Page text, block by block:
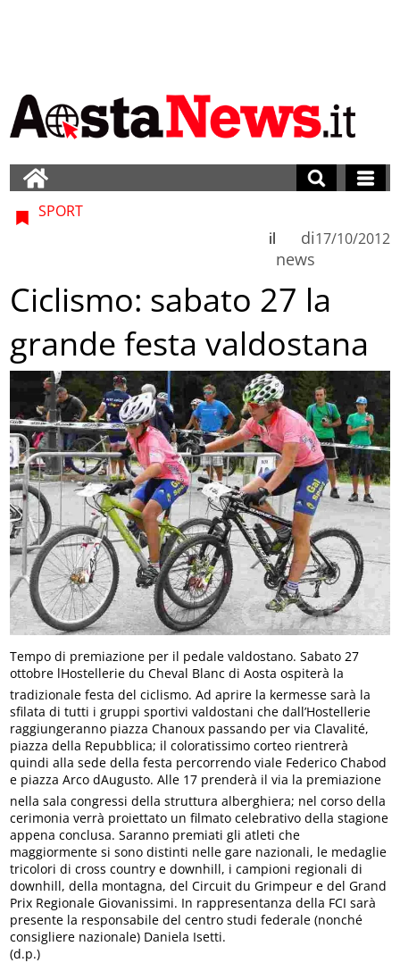
SPORT
di
news
il 17/10/2012
Ciclismo: sabato 27 la
grande festa valdostana
Tempo di premiazione per il pedale valdostano. Sabato 27
ottobre lHostellerie du Cheval Blanc di Aosta ospiterà la
tradizionale festa del ciclismo. Ad aprire la kermesse sarà la
sfilata di tutti i gruppi sportivi valdostani che dall’Hostellerie
raggiungeranno piazza Chanoux passando per via Clavalité,
piazza della Repubblica; il coloratissimo corteo rientrerà
quindi alla sede della festa percorrendo viale Federico Chabod
e piazza Arco dAugusto. Alle 17 prenderà il via la premiazione
nella sala congressi della struttura alberghiera; nel corso della
cerimonia verrà proiettato un filmato celebrativo della stagione
appena conclusa. Saranno premiati gli atleti che
maggiormente si sono distinti nelle gare nazionali, le medaglie
tricolori di cross country e downhill, i campioni regionali di
downhill, della montagna, del Circuit du Grimpeur e del Grand
Prix Regionale Giovanissimi. In rappresentanza della FCI sarà
presente la responsabile del centro studi federale (nonché
consigliere nazionale) Daniela Isetti.
(d.p.)